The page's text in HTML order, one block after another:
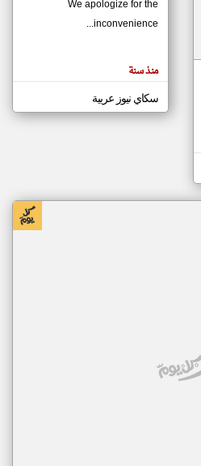
مصادر الأخبار من موريتانيا
اخبار موريتانيا على مدار الساعة
أهم اخبار موريتانيا العاجلة والمباشرة
We apologize for the
inconvenience...
منذ سنة
سكاي نيوز عربية
klyoum.com